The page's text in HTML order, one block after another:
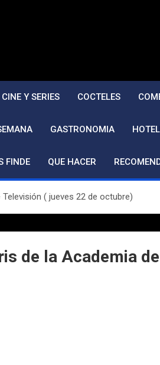
CINE Y SERIES COCTELES
GASTRONOMIA
FINDE QUE HACER
( jueves 22 de octubre)
de la Academia